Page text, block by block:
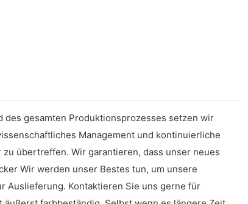
gesamten Produktionsprozesses setzen wir
Management und kontinuierliche
übertreffen. Wir garantieren, dass unser neues
Wir werden unser Bestes tun, um unsere
Auslieferung. Kontaktieren Sie uns gerne für